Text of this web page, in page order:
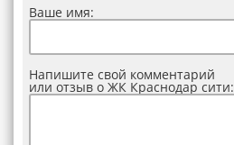
Ваше имя:
Напишите свой комментарий
или отзыв о ЖК Краснодар сити: